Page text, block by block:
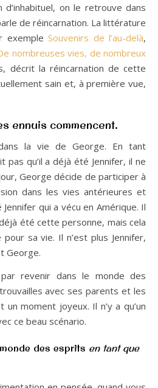
d’inhabituel, on le retrouve dans
de réincarnation. La littérature
exemple Souvenirs de l’au-delà,
nombreuses vies, de nombreux
décrit la réincarnation de cette
sain et, à première vue,
ennuis commencent.
la vie de George. En tant
pas qu’il a déjà été Jennifer, il ne
George décide de participer à
dans les vies antérieures et
qui a vécu en Amérique. Il
été cette personne, mais cela
pour sa vie. Il n’est plus Jennifer,
George.
revenir dans le monde des
avec ses parents et les
un moment joyeux. Il n’y a qu’un
ce beau scénario.
des esprits en tant que